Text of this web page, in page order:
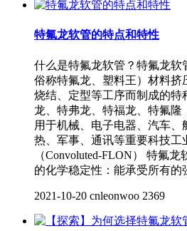
特氟龙软管的特点和特性
什么是特氟龙软管？特氟龙软
俗称特氟龙、塑料王）材料挤
烧结、定型等工序而制成的特
龙、特弗龙、特福龙、特氟隆
用于机械、电子电器、汽车
热、军事、通讯等重要科技工
（Convoluted-FLON） 特氟
的化学稳定性：能承受所有的
2021-10-20 cnleonwoo 2369